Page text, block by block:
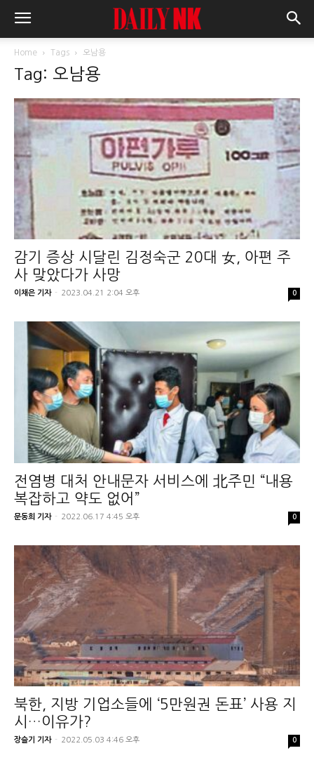
Home Tags 오남용
Tag: 오남용
감기 증상 시달린 김정숙군 20대 女, 아편 주
사 맞았다가 사망
이채은 기자 - 2023.04.21 2:04 오후 0
전염병 대처 안내문자 서비스에 北주민 “내용
복잡하고 약도 없어”
문동희 기자 - 2022.06.17 4:45 오후 0
북한, 지방 기업소들에 ‘5만원권 돈표’ 사용 지
시…이유가?
장슬기 기자 - 2022.05.03 4:46 오후 0